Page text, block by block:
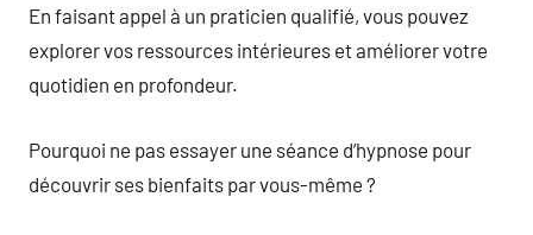
En faisant appel à un praticien qualifié, vous pouvez
explorer vos ressources intérieures et améliorer votre
quotidien en profondeur.
Pourquoi ne pas essayer une séance d’hypnose pour
découvrir ses bienfaits par vous-même ?